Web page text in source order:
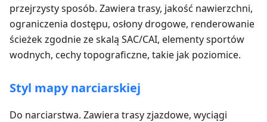
przejrzysty sposób. Zawiera trasy, jakość nawierzchni,
ograniczenia dostępu, osłony drogowe, renderowanie
ścieżek zgodnie ze skalą SAC/CAI, elementy sportów
wodnych, cechy topograficzne, takie jak poziomice.
Styl mapy narciarskiej
Do narciarstwa. Zawiera trasy zjazdowe, wyciągi